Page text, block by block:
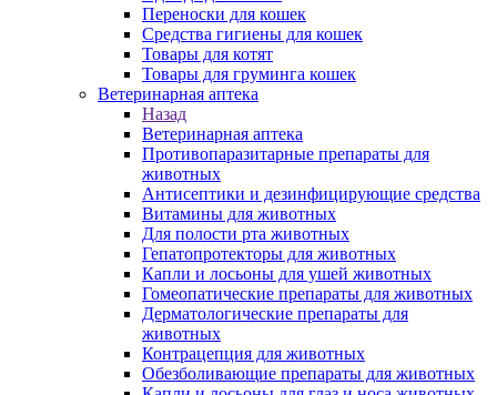
Переноски для кошек
Средства гигиены для кошек
Товары для котят
Товары для груминга кошек
Ветеринарная аптека
Назад
Ветеринарная аптека
Противопаразитарные препараты для
животных
Антисептики и дезинфицирующие средства
Витамины для животных
Для полости рта животных
Гепатопротекторы для животных
Капли и лосьоны для ушей животных
Гомеопатические препараты для животных
Дерматологические препараты для
животных
Контрацепция для животных
Обезболивающие препараты для животных